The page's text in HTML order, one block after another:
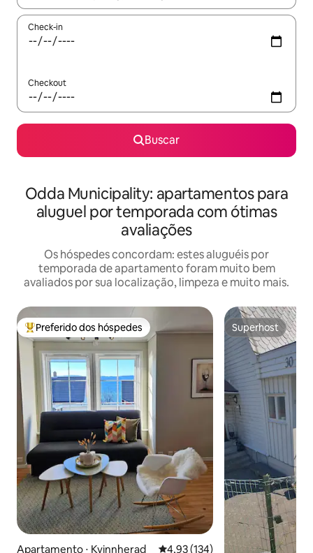
Check-in
Checkout
Buscar
Odda Municipality: apartamentos para
aluguel por temporada com ótimas
avaliações
Os hóspedes concordam: estes aluguéis por
temporada de apartamento foram muito bem
avaliados por sua localização, limpeza e muito mais.
Entre os melhores preferidos dos hóspedes
Preferido dos hóspedes
Apartamento ⋅ Kvinnherad 4,93 de uma avaliação média de
4,93 (134)
Superhost
Superhost